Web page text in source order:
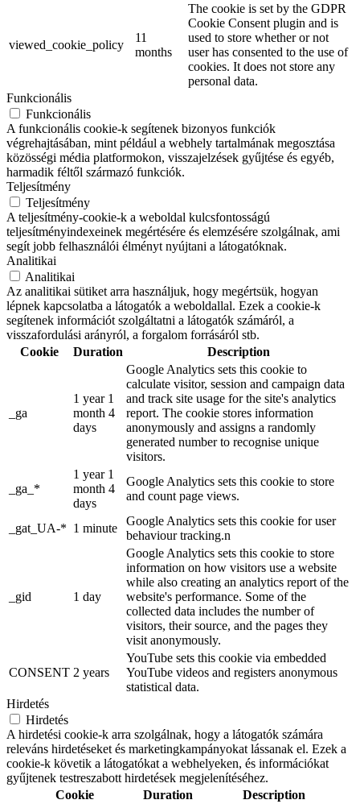
viewed_cookie_policy
11
months
The cookie is set by the GDPR
Cookie Consent plugin and is
used to store whether or not
user has consented to the use of
cookies. It does not store any
personal data.
Funkcionális
Funkcionális
A funkcionális cookie-k segítenek bizonyos funkciók
végrehajtásában, mint például a webhely tartalmának megosztása
közösségi média platformokon, visszajelzések gyűjtése és egyéb,
harmadik féltől származó funkciók.
Teljesítmény
Teljesítmény
A teljesítmény-cookie-k a weboldal kulcsfontosságú
teljesítményindexeinek megértésére és elemzésére szolgálnak, ami
segít jobb felhasználói élményt nyújtani a látogatóknak.
Analitikai
Analitikai
Az analitikai sütiket arra használjuk, hogy megértsük, hogyan
lépnek kapcsolatba a látogatók a weboldallal. Ezek a cookie-k
segítenek információt szolgáltatni a látogatók számáról, a
visszafordulási arányról, a forgalom forrásáról stb.
Cookie
Duration Description
_ga
1 year 1
month 4
days
Google Analytics sets this cookie to
calculate visitor, session and campaign data
and track site usage for the site's analytics
report. The cookie stores information
anonymously and assigns a randomly
generated number to recognise unique
visitors.
_ga_*
1 year 1
month 4
days
Google Analytics sets this cookie to store
and count page views.
_gat_UA-* 1 minute
Google Analytics sets this cookie for user
behaviour tracking.n
_gid 1 day
Google Analytics sets this cookie to store
information on how visitors use a website
while also creating an analytics report of the
website's performance. Some of the
collected data includes the number of
visitors, their source, and the pages they
visit anonymously.
CONSENT 2 years
YouTube sets this cookie via embedded
YouTube videos and registers anonymous
statistical data.
Hirdetés
Hirdetés
A hirdetési cookie-k arra szolgálnak, hogy a látogatók számára
releváns hirdetéseket és marketingkampányokat lássanak el. Ezek a
cookie-k követik a látogatókat a webhelyeken, és információkat
gyűjtenek testreszabott hirdetések megjelenítéséhez.
Cookie
Duration Description